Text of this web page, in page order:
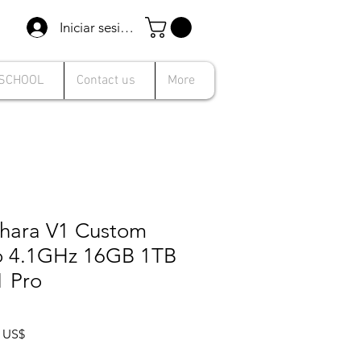
Iniciar sesión
Contact us More
V1 Custom
16GB 1TB
Pro
Precio